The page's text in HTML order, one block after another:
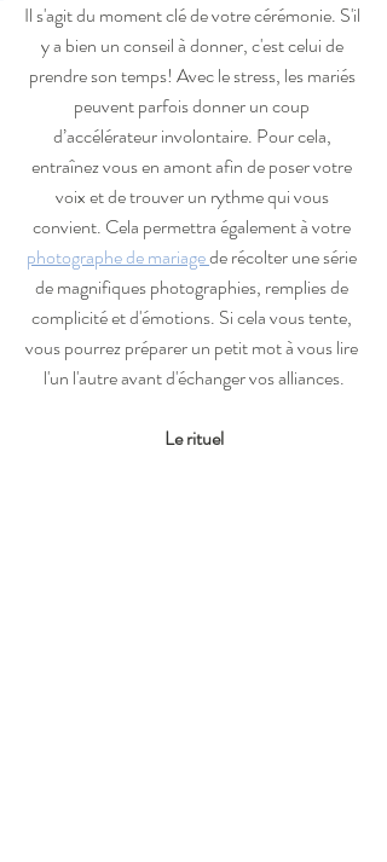
Il s'agit du moment clé de votre cérémonie. S'il
y a bien un conseil à donner, c'est celui de
prendre son temps! Avec le stress, les mariés
peuvent parfois donner un coup
d’accélérateur involontaire. Pour cela,
entraînez vous en amont afin de poser votre
voix et de trouver un rythme qui vous
convient. Cela permettra également à votre
photographe de mariage de récolter une série
de magnifiques photographies, remplies de
complicité et d'émotions. Si cela vous tente,
vous pourrez préparer un petit mot à vous lire
l'un l'autre avant d'échanger vos alliances.
Le rituel